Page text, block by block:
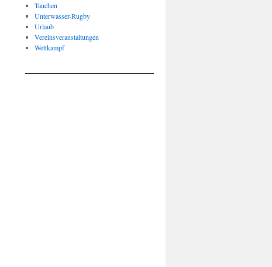
Tauchen
Unterwasser-Rugby
Urlaub
Vereinsveranstaltungen
Wettkampf